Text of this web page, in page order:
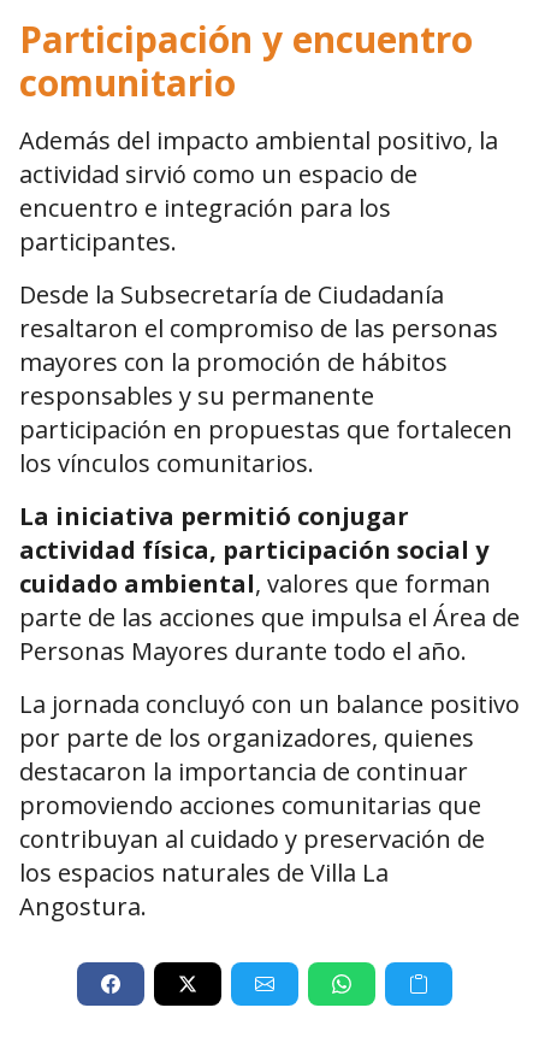
Participación y encuentro
comunitario
Además del impacto ambiental positivo, la
actividad sirvió como un espacio de
encuentro e integración para los
participantes.
Desde la Subsecretaría de Ciudadanía
resaltaron el compromiso de las personas
mayores con la promoción de hábitos
responsables y su permanente
participación en propuestas que fortalecen
los vínculos comunitarios.
La iniciativa permitió conjugar
actividad física, participación social y
cuidado ambiental, valores que forman
parte de las acciones que impulsa el Área de
Personas Mayores durante todo el año.
La jornada concluyó con un balance positivo
por parte de los organizadores, quienes
destacaron la importancia de continuar
promoviendo acciones comunitarias que
contribuyan al cuidado y preservación de
los espacios naturales de Villa La
Angostura.